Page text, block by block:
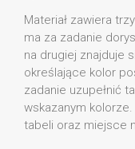
Materiał zawiera
ma za zadanie
na drugiej znajduje
określające kolor
zadanie uzupełnić
wskazanym
tabeli oraz miejsce